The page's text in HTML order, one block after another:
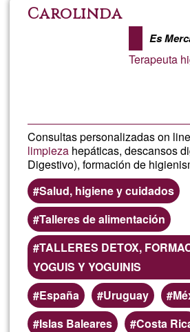
Carolinda
Es
Terapeuta
Consultas personalizadas on
limpieza hepáticas, descansos
Digestivo), formación de
Salud, higiene y cuidados
Talleres de alimentación
TALLERES DETOX,
YOGUIS Y YOGUINIS
España
Uruguay
Islas Baleares
Costa